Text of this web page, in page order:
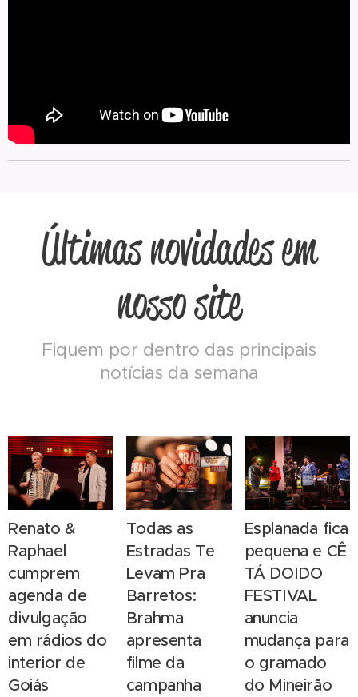
Últimas novidades em
nosso site
Fiquem por dentro das principais
notícias da semana
Renato &
Raphael
cumprem
agenda de
divulgação
em rádios do
interior de
Goiás
Todas as
Estradas Te
Levam Pra
Barretos:
Brahma
apresenta
filme da
campanha
Esplanada fica
pequena e CÊ
TÁ DOIDO
FESTIVAL
anuncia
mudança para
o gramado
do Mineirão